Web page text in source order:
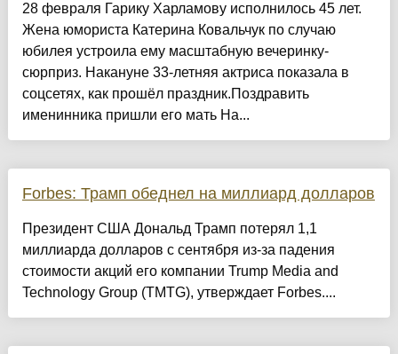
28 февраля Гарику Харламову исполнилось 45 лет.
Жена юмориста Катерина Ковальчук по случаю
юбилея устроила ему масштабную вечеринку-
сюрприз. Накануне 33-летняя актриса показала в
соцсетях, как прошёл праздник.Поздравить
именинника пришли его мать На...
Forbes: Трамп обеднел на миллиард долларов
Президент США Дональд Трамп потерял 1,1
миллиарда долларов с сентября из-за падения
стоимости акций его компании Trump Media and
Technology Group (TMTG), утверждает Forbes....